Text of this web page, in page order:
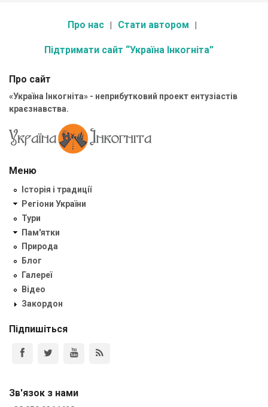
Про нас Стати автором
Підтримати сайт “Україна Інкогніта”
Про сайт
«Україна Інкогніта» - неприбутковий проект ентузіастів
краєзнавства.
Меню
Історія і традиції
Регіони України
Тури
Пам'ятки
Природа
Блог
Галереї
Відео
Закордон
Підпишіться
Зв'язок з нами